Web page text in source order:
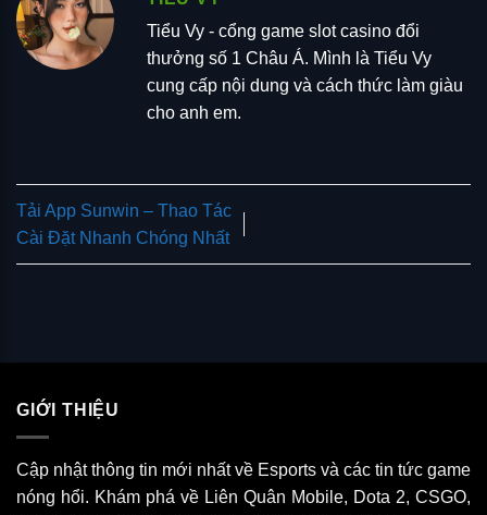
Tiểu Vy - cổng game slot casino đổi
thưởng số 1 Châu Á. Mình là Tiểu Vy
cung cấp nội dung và cách thức làm giàu
cho anh em.
Tải App Sunwin – Thao Tác
Cài Đặt Nhanh Chóng Nhất
GIỚI THIỆU
Cập nhật thông tin mới nhất về Esports và các tin tức game
nóng hổi. Khám phá về Liên Quân Mobile, Dota 2, CSGO,